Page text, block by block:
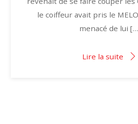
le coiffeur avait pris le
menacé de lui
Lire la suite